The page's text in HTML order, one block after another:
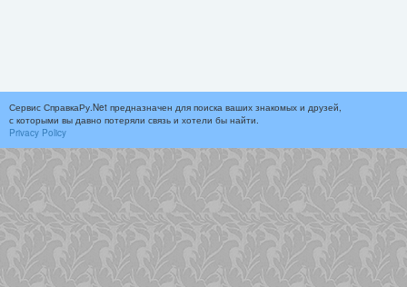
Сервис СправкаРу.Net предназначен для поиска ваших знакомых и друзей,
с которыми вы давно потеряли связь и хотели бы найти.
Privacy Policy